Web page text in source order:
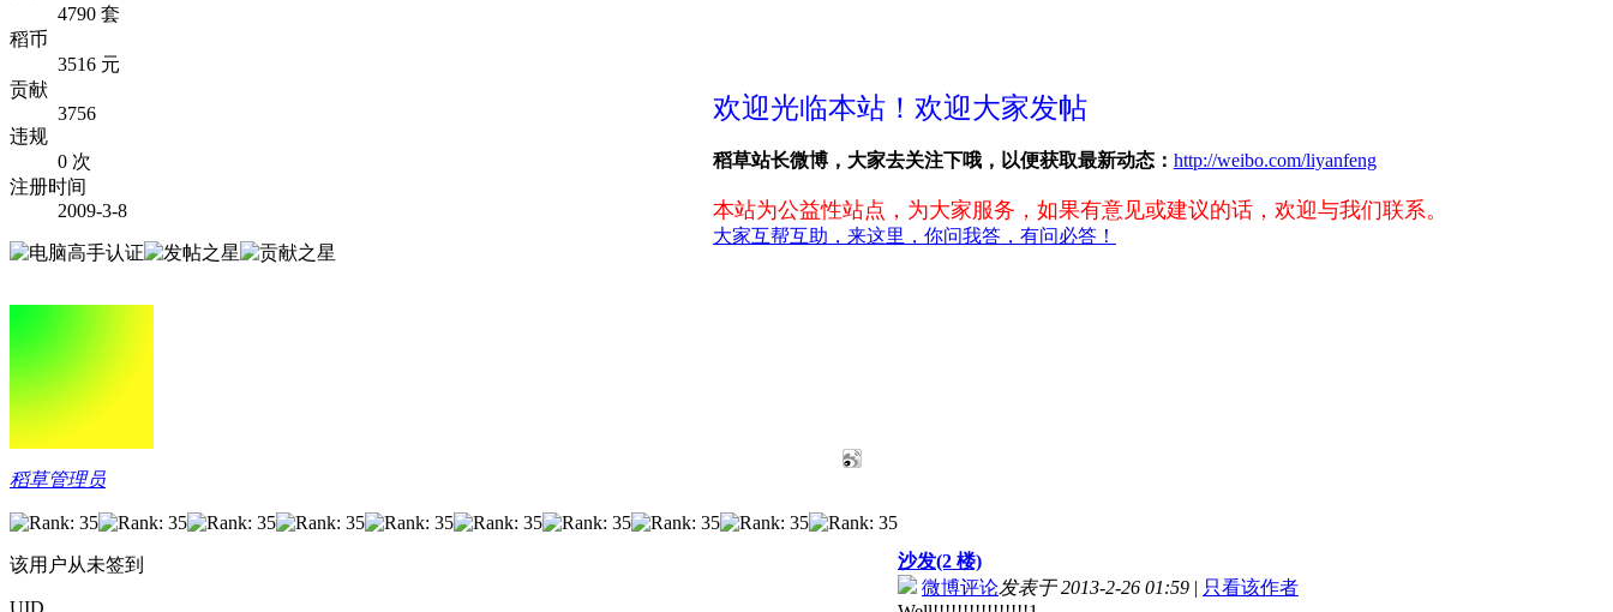
4790 套
稻币
3516 元
贡献
3756
违规
0 次
注册时间
2009-3-8
欢迎光临本站！欢迎大家发帖
稻草站长微博，大家去关注下哦，以便获取最新动态： http://weibo.com/liyanfeng
本站为公益性站点，为大家服务，如果有意见或建议的话，欢迎与我们联系。
大家互帮互助，来这里，你问我答，有问必答！
稻草管理员
该用户从未签到
UID
沙发(2 楼)
微博评论发表于 2013-2-26 01:59 | 只看该作者